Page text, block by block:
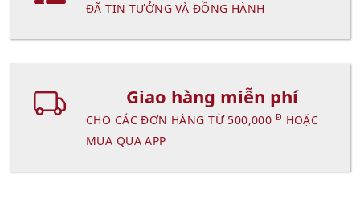
ĐÃ TIN TƯỞNG VÀ ĐỒNG HÀNH
Giao hàng miễn phí
CHO CÁC ĐƠN HÀNG TỪ 500,000 Đ HOẶC
MUA QUA APP